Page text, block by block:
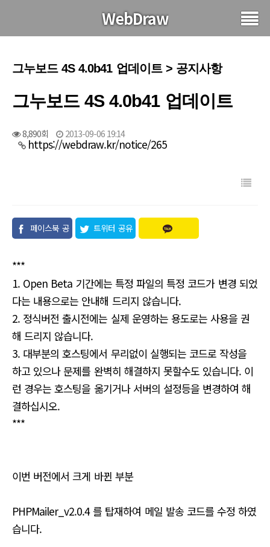
WebDraw
그누보드 4S 4.0b41 업데이트 > 공지사항
그누보드 4S 4.0b41 업데이트
8,890회 2013-09-06 19:14
https://webdraw.kr/notice/265
페이스북 공
트위터 공유
***
1. Open Beta 기간에는 특정 파일의 특정 코드가 변경 되었
다는 내용으로는 안내해 드리지 않습니다.
2. 정식버전 출시전에는 실제 운영하는 용도로는 사용을 권
해 드리지 않습니다.
3. 대부분의 호스팅에서 무리없이 실행되는 코드로 작성을
하고 있으나 문제를 완벽히 해결하지 못할수도 있습니다. 이
런 경우는 호스팅을 옮기거나 서버의 설정등을 변경하여 해
결하십시오.
***
이번 버전에서 크게 바뀐 부분
PHPMailer_v2.0.4 를 탑재하여 메일 발송 코드를 수정 하였
습니다.